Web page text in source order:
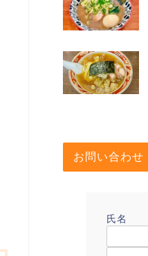
お問い合わせ
氏名